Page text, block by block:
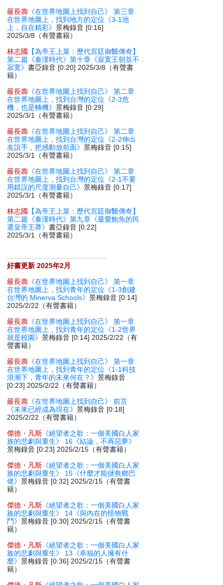
嚴長壽 《在世界地圖上找到自己》 第三章
在世界地圖上，找到地方的定位《3-1池
上，自在精彩》景梅錄音 [0:16]
2025/3/8（有聲書籍）
林志國
【為帝王上菜：歷代宮廷御醫傳奇】
第二篇《秦漢時代》第十章《寂寞王朝並不
寂寞》書亞錄音 [0:20] 2025/3/8（有聲書
籍）
嚴長壽 《在世界地圖上找到自己》 第二章
在世界地圖上，找到台灣的定位《2-3危
機，也是轉機》景梅錄音 [0:29]
2025/3/1（有聲書籍）
嚴長壽 《在世界地圖上找到自己》 第二章
在世界地圖上，找到台灣的定位《2-2伸出
友誼手，把感動放前面》景梅錄音 [0:15]
2025/3/1（有聲書籍）
嚴長壽 《在世界地圖上找到自己》 第二章
在世界地圖上，找到台灣的定位《2-1不要
用錯誤的尺度測量自己》景梅錄音 [0:17]
2025/3/1（有聲書籍）
林志國
【為帝王上菜：歷代宮廷御醫傳奇】
第二篇《秦漢時代》第九章《最愛鮑魚的民
選皇帝王莽》書亞錄音 [0:22]
2025/3/1（有聲書籍）
好書更新 2025年2月
嚴長壽 《在世界地圖上找到自己》 第一章
在世界地圖上，找到青年的定位《1-3創建
台灣的 Minerva Schools》景梅錄音 [0:14]
2025/2/22（有聲書籍）
嚴長壽 《在世界地圖上找到自己》 第一章
在世界地圖上，找到青年的定位《1-2世界
就是校園》景梅錄音 [0:14] 2025/2/22（有
聲書籍）
嚴長壽 《在世界地圖上找到自己》 第一章
在世界地圖上，找到青年的定位《1-1科技
浪潮下，青年的未來何在？》景梅錄音
[0:23] 2025/2/22（有聲書籍）
嚴長壽 《在世界地圖上找到自己》 前言
《未來已經成為現在》景梅錄音 [0:18]
2025/2/22（有聲書籍）
傑德・凡斯 《絕望者之歌：一個美國白人家
族的悲劇與重生》 16《結論，不再惡夢》
景梅錄音 [0:23] 2025/2/15（有聲書籍）
傑德・凡斯 《絕望者之歌：一個美國白人家
族的悲劇與重生》 15《什麼才能拯救鄉巴
佬》景梅錄音 [0:32] 2025/2/15（有聲書
籍）
傑德・凡斯 《絕望者之歌：一個美國白人家
族的悲劇與重生》 14《與內在的怪物戰
鬥》景梅錄音 [0:30] 2025/2/15（有聲書
籍）
傑德・凡斯 《絕望者之歌：一個美國白人家
族的悲劇與重生》 13《幸福的人擁有什
麼》景梅錄音 [0:36] 2025/2/15（有聲書
籍）